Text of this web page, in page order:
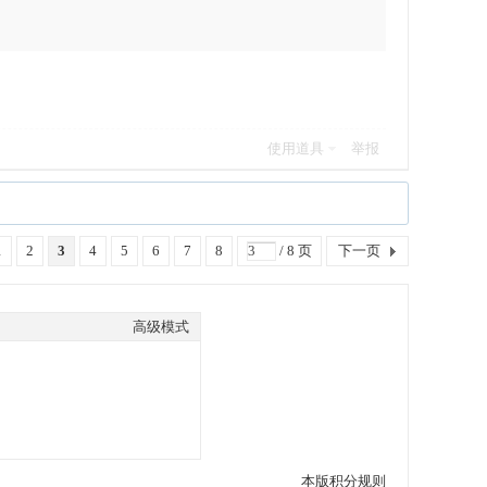
使用道具 举报
2 3 4 5 6 7 8 / 8 页 下一页
高级模式
本版积分规则